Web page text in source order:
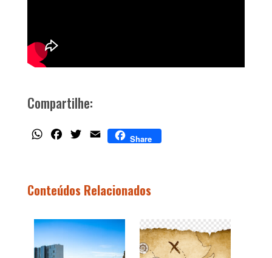
Compartilhe:
WhatsAppFacebook
TwitterEmail Share
Conteúdos Relacionados